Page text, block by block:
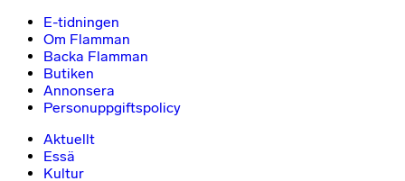
E-tidningen
Om Flamman
Backa Flamman
Butiken
Annonsera
Personuppgiftspolicy
Aktuellt
Essä
Kultur